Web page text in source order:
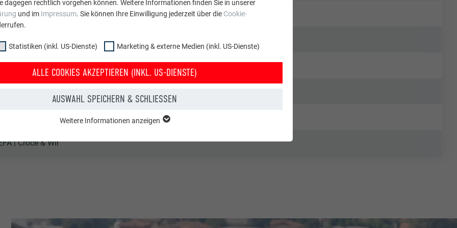
Vincent Eschalier
Rénovation, Philippe Battais
| Croce & Wir
dagegen rechtlich vorgehen können. Weitere Informationen finden Sie in unserer
und im Impressum. Sie können Ihre Einwilligung jederzeit über die Cookie-
Statistiken (inkl. US-Dienste) Marketing & externe Medien (inkl. US-Dienste)
ALLE COOKIES AKZEPTIEREN (INKL. US-DIENSTE)
AUSWAHL SPEICHERN & SCHLIESSEN
die Website einwandfrei funktioniert.
Weitere Informationen anzeigen